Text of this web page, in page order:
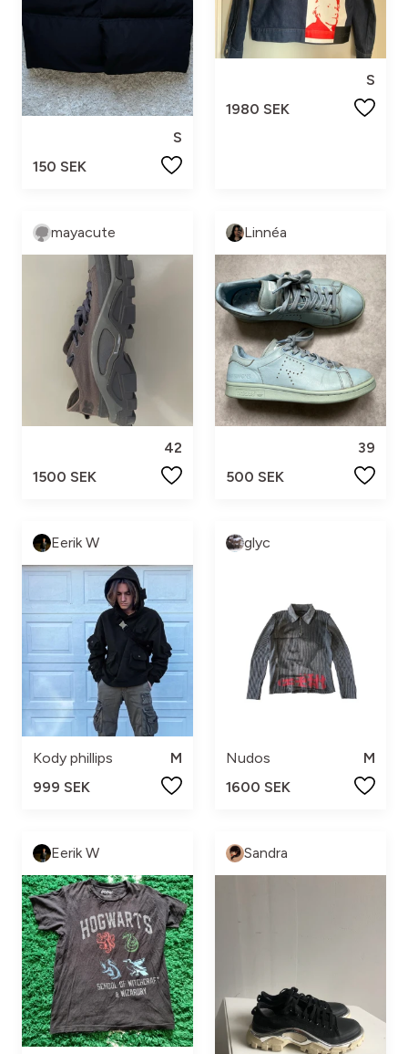
S
150 SEK
S
1980 SEK
mayacute
42
1500 SEK
Linnéa
39
500 SEK
Eerik W
Kody phillips
M
999 SEK
glyc
Nudos
M
1600 SEK
Eerik W Sandra